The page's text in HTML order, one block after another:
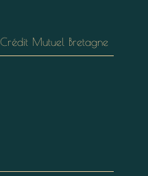
Mutuel Bretagne